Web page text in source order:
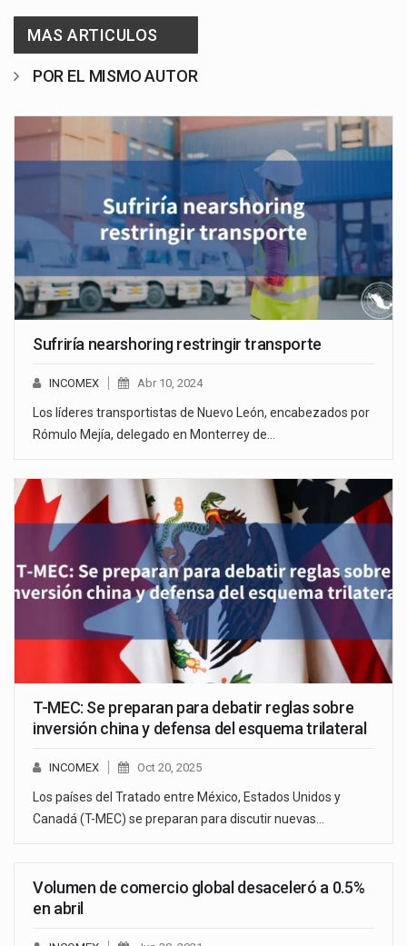
MAS ARTICULOS
POR EL MISMO AUTOR
Sufriría nearshoring restringir transporte
INCOMEX Abr 10, 2024
Los líderes transportistas de Nuevo León, encabezados por
Rómulo Mejía, delegado en Monterrey de…
T-MEC: Se preparan para debatir reglas sobre
inversión china y defensa del esquema trilateral
INCOMEX Oct 20, 2025
Los países del Tratado entre México, Estados Unidos y
Canadá (T-MEC) se preparan para discutir nuevas…
Volumen de comercio global desaceleró a 0.5%
en abril